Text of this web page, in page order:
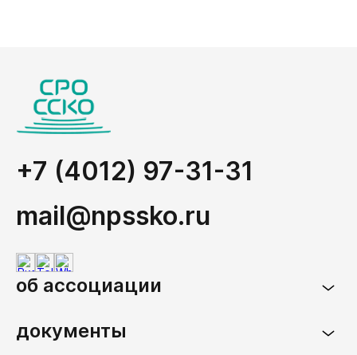
+7 (4012) 97-31-31
mail@npssko.ru
об ассоциации
документы